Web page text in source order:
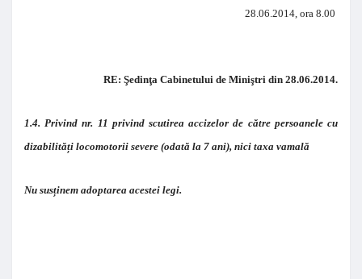
28.06.2014, ora 8.00
RE: Şedinţa Cabinetului de Miniştri din 28.06.2014.
1.4. Privind nr. 11 privind scutirea accizelor de către persoanele cu
dizabilități locomotorii severe (odată la 7 ani), nici taxa vamală
Nu susținem adoptarea acestei legi.